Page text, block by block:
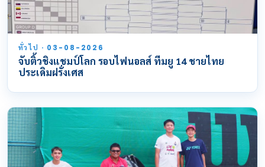
ทั่วไป · 03-08-2026
จับติ้วชิงแชมป์โลก รอบไฟนอลส์ ทีมยู 14 ชายไทย
ประเดิมฝรั่งเศส